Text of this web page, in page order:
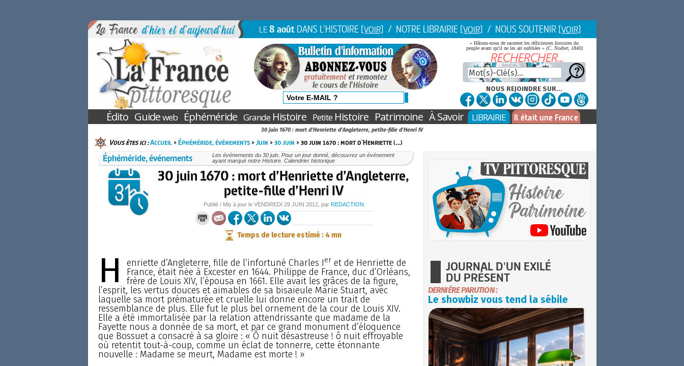
LE8 août DANS L'HISTOIRE [VOIR] / NOTRE LIBRAIRIE [VOIR] / NOUS SOUTENIR [VOIR]
« Hâtons-nous de raconter les délicieuses histoires du
peuple avant qu'il ne les ait oubliées » (C. Nodier, 1840)
NOUS REJOINDRE SUR...
Édito Guideweb Éphéméride GrandeHistoire PetiteHistoire Patrimoine À Savoir LIBRAIRIE Il était une France
30 juin 1670 : mort d'Henriette d'Angleterre, petite-fille d'Henri IV
Vous êtes ici :Accueil>Éphéméride, événements>Juin >30 juin > 30 juin 1670 : mort d'Henriette (…)
Éphéméride, événements
Les événements du 30 juin. Pour un jour donné, découvrez un événement
ayant marqué notre Histoire. Calendrier historique
30 juin 1670 : mort d’Henriette d’Angleterre,
petite-fille d’Henri IV
Publié / Mis à jour le VENDREDI 29 JUIN 2012, par REDACTION
Temps de lecture estimé : 4 mn
H enriette d’Angleterre, fille de l’infortuné Charles Ier et de Henriette de
France, était née à Excester en 1644. Philippe de France, duc d’Orléans,
frère de Louis XIV, l’épousa en 1661. Elle avait les grâces de la figure,
l’esprit, les vertus douces et aimables de sa bisaïeule Marie Stuart, avec
laquelle sa mort prématurée et cruelle lui donne encore un trait de
ressemblance de plus. Elle fut le plus bel ornement de la cour de Louis XIV.
Elle a été immortalisée par la relation attendrissante que madame de la
Fayette nous a donnée de sa mort, et par ce grand monument d’éloquence
que Bossuet a consacré à sa gloire : « Ô nuit désastreuse ! ô nuit effroyable
où retentit tout-à-coup, comme un éclat de tonnerre, cette étonnante
nouvelle : Madame se meurt, Madame est morte ! »
JOURNAL D'UN EXILÉ
DU PRÉSENT
DERNIÈRE PARUTION :
Le showbiz vous tend la sébile